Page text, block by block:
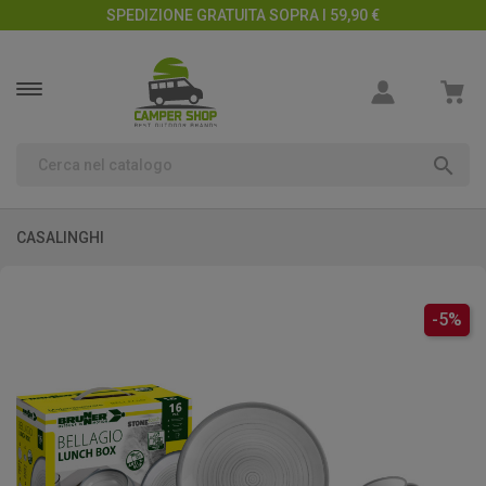
SPEDIZIONE GRATUITA SOPRA I 59,90 €

CASALINGHI
-5%